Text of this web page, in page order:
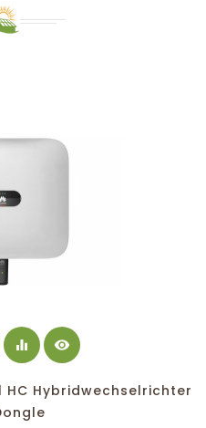
equalizer visibility
HC Hybridwechselrichter